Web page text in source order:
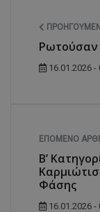
Ρωτούσαν
16.01.2026 -
ΕΠΌΜΕΝΟ
Β’
Φάσης
16.01.2026 -